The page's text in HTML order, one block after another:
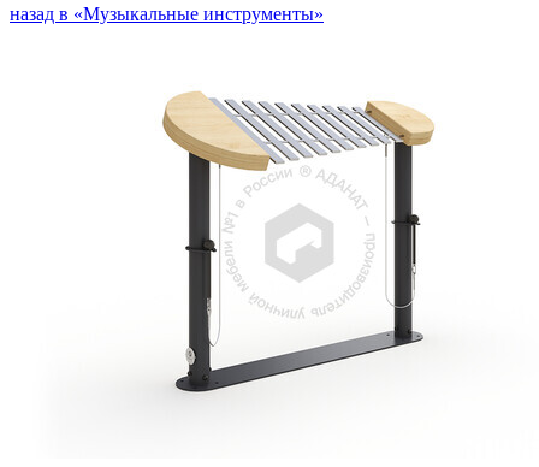
назад в «Музыкальные инструменты»